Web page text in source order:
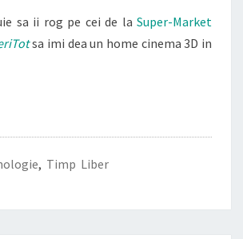
sa ii rog pe cei de la Super-Market
sa imi dea un home cinema 3D in
, Timp Liber